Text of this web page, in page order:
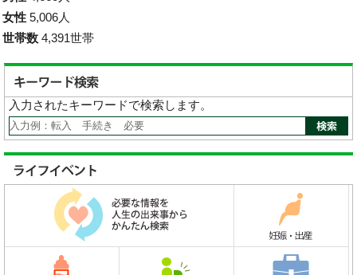
女性 5,006人
世帯数 4,391世帯
入力されたキーワードで検索します。